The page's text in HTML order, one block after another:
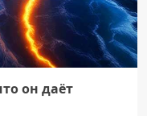
он даёт